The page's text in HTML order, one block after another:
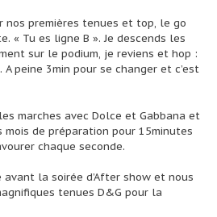
nos premières tenues et top, le go
« Tu es ligne B ». Je descends les
sur le podium, je reviens et hop :
peine 3min pour se changer et c’est
marches avec Dolce et Gabbana et
de préparation pour 15minutes
chaque seconde.
la soirée d’After show et nous
tenues D&G pour la